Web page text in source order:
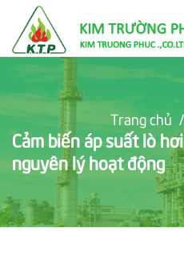
Trang chủ
Cảm biến áp suất lò
nguyên lý hoạt động